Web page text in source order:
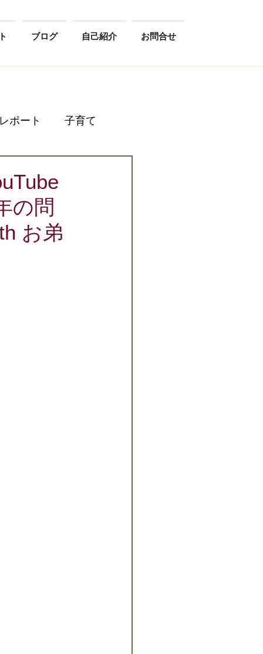
ブログ 自己紹介 お問合せ
レポート 子育て
の問
お弟